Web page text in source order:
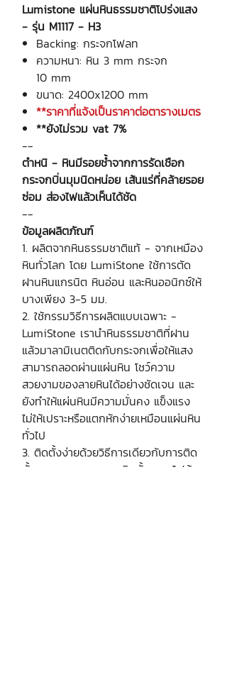
Lumistone แผ่นหินธรรมชาติโปร่งแสง
- รุ่น M1117 - H3
Backing: กระจกโฟลท
ความหนา: หิน 3 mm กระจก
10 mm
ขนาด: 2400x1200 mm
**ราคาที่แจ้งเป็นราคาต่อตารางเมตร
**ยังไม่รวม vat 7%
--
ตำหนิ - หินมีรอยช้ำจากการรัดเชือก
กระจกบิ่นมุมนิดหน่อย เส้นแร่ที่คล้ายรอย
ซ่อม ส่องไฟแล้วเห็นได้ชัด
--
ข้อมูลผลิตภัณฑ์
1. ผลิตจากหินธรรมชาติแท้ - จากเหมือง
หินทั่วโลก โดย LumiStone ใช้การตัด
ฝานหินแกรนิต หินอ่อน และหินออนิกซ์ให้
บางเพียง 3-5 มม.
2. ใช้กรรมวิธีการผลิตแบบเฉพาะ -
LumiStone เรานำหินธรรมชาติที่ฝาน
แล้วมาลามิเนตติดกับกระจกเพื่อให้แสง
สามารถลอดผ่านแผ่นหิน โชว์ความ
สวยงามของลายหินได้อย่างชัดเจน และ
ยังทำให้แผ่นหินมีความมั่นคง แข็งแรง
ไม่ให้เปราะหรือแตกหักง่ายเหมือนแผ่นหิน
ทั่วไป
3. ติดตั้งง่ายด้วยวิธีการเดียวกับการติด
ตั้งกระจก และสามารถติดตั้งระบบไฟด้าน